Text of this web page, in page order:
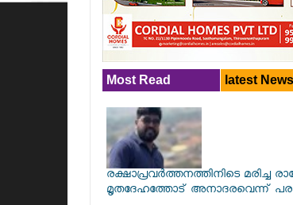
Most Read latest News
രക്ഷാപ്രവര്‍ത്തനത്തിനിടെ മരിച്ച
മൃതദേഹത്തോട് അനാദരവെന്ന്